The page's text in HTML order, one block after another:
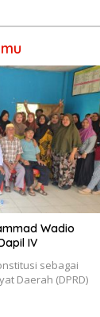
Wadio
IV
sebagai
Daerah (DPRD)